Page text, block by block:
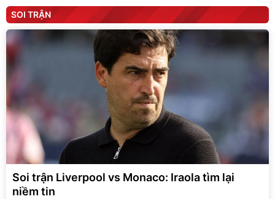
SOI TRẬN
Soi trận Liverpool vs Monaco: Iraola tìm lại
niềm tin